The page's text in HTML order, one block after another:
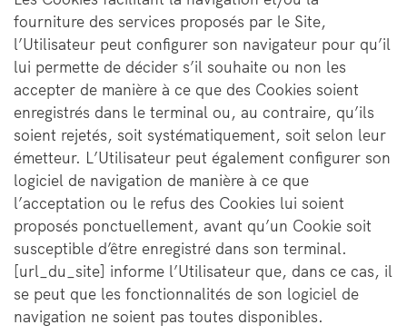
fourniture des services proposés par le Site,
l’Utilisateur peut configurer son navigateur pour qu’il
lui permette de décider s’il souhaite ou non les
accepter de manière à ce que des Cookies soient
enregistrés dans le terminal ou, au contraire, qu’ils
soient rejetés, soit systématiquement, soit selon leur
émetteur. L’Utilisateur peut également configurer son
logiciel de navigation de manière à ce que
l’acceptation ou le refus des Cookies lui soient
proposés ponctuellement, avant qu’un Cookie soit
susceptible d’être enregistré dans son terminal.
[url_du_site] informe l’Utilisateur que, dans ce cas, il
se peut que les fonctionnalités de son logiciel de
navigation ne soient pas toutes disponibles.